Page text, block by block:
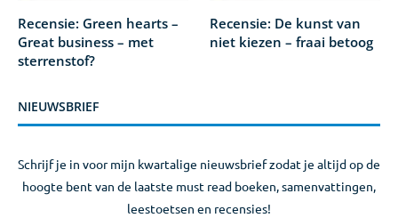
Recensie: Green hearts –
Great business – met
sterrenstof?
Recensie: De kunst van
niet kiezen – fraai betoog
NIEUWSBRIEF
Schrijf je in voor mijn kwartalige nieuwsbrief zodat je altijd op de
hoogte bent van de laatste must read boeken, samenvattingen,
leestoetsen en recensies!